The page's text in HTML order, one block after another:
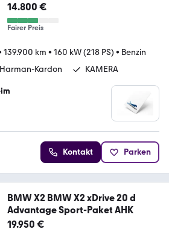
14.800 €
Fairer Preis
139.900 km • 160 kW (218 PS) • Benzin
Harman-Kardon KAMERA
Kontakt Parken
BMW X2 BMW X2 xDrive 20 d
Advantage Sport-Paket AHK
19.950 €